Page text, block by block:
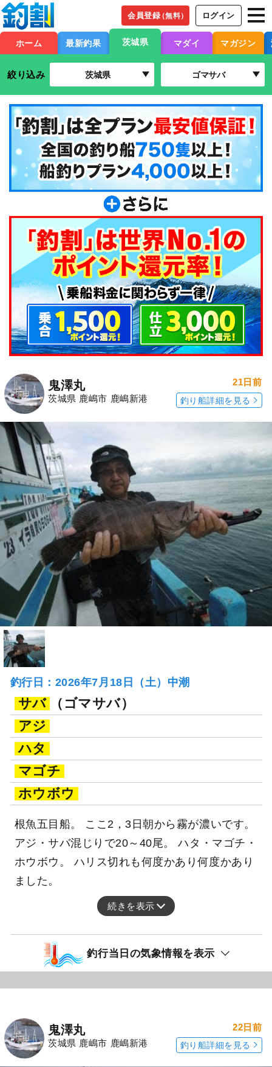
会員登録（無料） ログイン
ホーム 最新釣果 茨城県 マダイ マガジン
絞り込み 茨城県 ゴマサバ
鬼澤丸
茨城県 鹿嶋市 鹿嶋新港
21日前
釣り船詳細を見る
釣行日：2026年7月18日（土）中潮
サバ
（ゴマサバ）
アジ
ハタ
マゴチ
ホウボウ
根魚五目船。 ここ2，3日朝から霧が濃いです。
アジ・サバ混じりで20～40尾。 ハタ・マゴチ・
ホウボウ。 ハリス切れも何度かあり何度かあり
ました。
続きを表示
釣行当日の気象情報を表示
鬼澤丸
茨城県 鹿嶋市 鹿嶋新港
22日前
釣り船詳細を見る